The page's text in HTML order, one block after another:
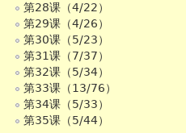
第28课（4/22）
第29课（4/26）
第30课（5/23）
第31课（7/37）
第32课（5/34）
第33课（13/76）
第34课（5/33）
第35课（5/44）